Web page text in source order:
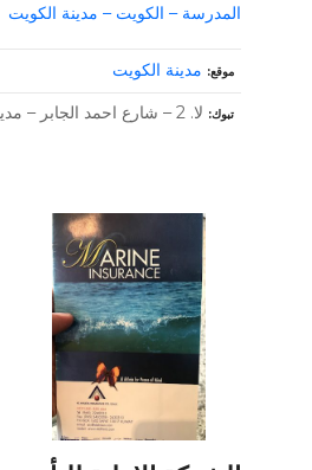
المدرسة – الكويت – مدينة الكويت
موقع مدينة الكويت
تبوك لا. 2 – شارع احمد الجابر – مدينة الكويت – الكويت